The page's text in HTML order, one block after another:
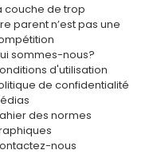
couche de trop
parent n’est pas une
sommes-nous?
d'utilisation
de confidentialité
des normes
nous